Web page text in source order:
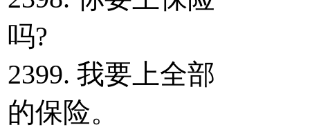
吗?
2399. 我要上全部
的保险。